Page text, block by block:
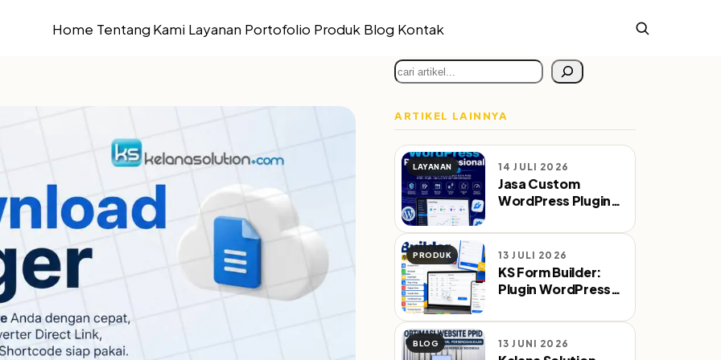
Home Tentang Kami Layanan Portofolio Produk Blog Kontak
Cari
ARTIKEL LAINNYA
LAYANAN 14 JULI 2026
Jasa Custom
WordPress Plugin
2010
PRODUK 13 JULI 2026
KS Form Builder:
Plugin WordPress
dengan WA & Email
Notifikasi
Otomatis
BLOG 13 JUNI 2026